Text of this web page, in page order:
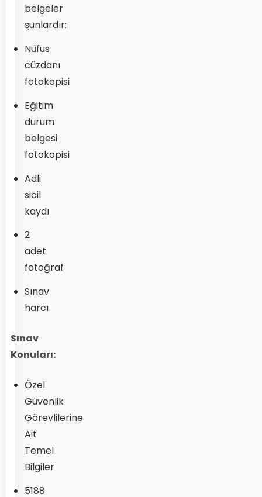
belgeler
şunlardır:
Nüfus
cüzdanı
fotokopisi
Eğitim
durum
belgesi
fotokopisi
Adli
sicil
kaydı
2
adet
fotoğraf
Sınav
harcı
Sınav
Konuları:
Özel
Güvenlik
Görevlilerine
Ait
Temel
Bilgiler
5188